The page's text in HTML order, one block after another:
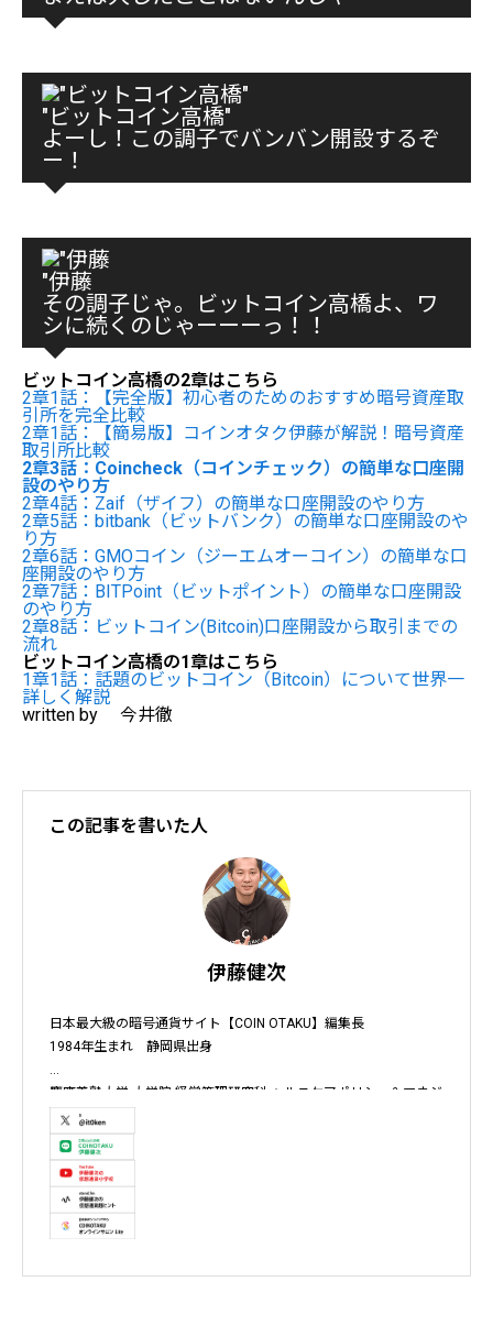
"ビットコイン高橋"
よーし！この調子でバンバン開設するぞ
ー！
"伊藤
その調子じゃ。ビットコイン高橋よ、ワ
シに続くのじゃーーーっ！！
ビットコイン高橋の2章はこちら
2章1話：【完全版】初心者のためのおすすめ暗号資産取
引所を完全比較
2章1話：【簡易版】コインオタク伊藤が解説！暗号資産
取引所比較
2章3話：Coincheck（コインチェック）の簡単な口座開
設のやり方
2章4話：Zaif（ザイフ）の簡単な口座開設のやり方
2章5話：bitbank（ビットバンク）の簡単な口座開設のや
り方
2章6話：GMOコイン（ジーエムオーコイン）の簡単な口
座開設のやり方
2章7話：BITPoint（ビットポイント）の簡単な口座開設
のやり方
2章8話：ビットコイン(Bitcoin)口座開設から取引までの
流れ
ビットコイン高橋の1章はこちら
1章1話：話題のビットコイン（Bitcoin）について世界一
詳しく解説
written by 今井徹
この記事を書いた人
伊藤健次
日本最大級の暗号通貨サイト【COIN OTAKU】編集長
1984年生まれ　静岡県出身
慶應義塾大学 大学院 経営管理研究科 ヘルスケアポリシー＆マネジ
メント集中コース終了
株式会社ソクラテス 代表取締役 / 国内企業暗号資産事業顧問 / 暗
号資産取引所アドバイザー / 暗号資産投資アナリスト / Fintechコ
ンサルタント / 暗号資産非公式アーティスト /YouTuber
テレビ東京WBS出演　テレビ東京モーニングサテライト出演
他各メディア取材、出演